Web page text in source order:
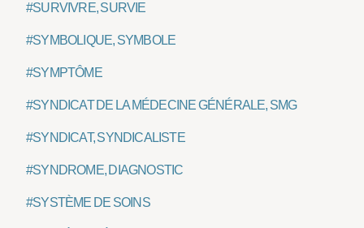
#SURVIVRE, SURVIE
#SYMBOLIQUE, SYMBOLE
#SYMPTÔME
#SYNDICAT DE LA MÉDECINE GÉNÉRALE, SMG
#SYNDICAT, SYNDICALISTE
#SYNDROME, DIAGNOSTIC
#SYSTÈME DE SOINS